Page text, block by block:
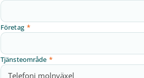
Företag *
Tjänsteområde *